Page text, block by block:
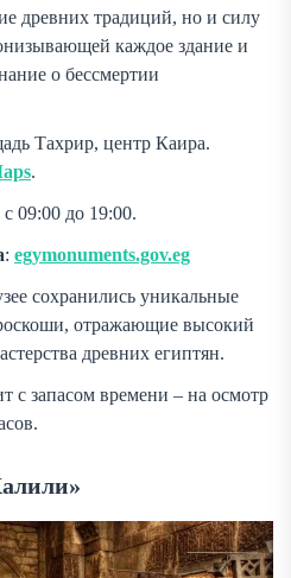
древних традиций, но и силу
каждое здание и
о бессмертии
Тахрир, центр Каира.
.
09:00 до 19:00.
: egymonuments.gov.eg
сохранились уникальные
отражающие высокий
древних египтян.
с запасом времени – на осмотр